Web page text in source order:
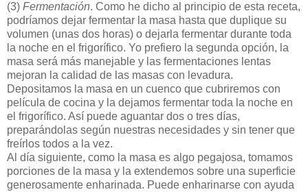
(3) Fermentación. Como he dicho al principio de esta receta,
podríamos dejar fermentar la masa hasta que duplique su
volumen (unas dos horas) o dejarla fermentar durante toda
la noche en el frigorífico. Yo prefiero la segunda opción, la
masa será más manejable y las fermentaciones lentas
mejoran la calidad de las masas con levadura.
Depositamos la masa en un cuenco que cubriremos con
película de cocina y la dejamos fermentar toda la noche en
el frigorífico. Así puede aguantar dos o tres días,
preparándolas según nuestras necesidades y sin tener que
freírlos todos a la vez.
Al día siguiente, como la masa es algo pegajosa, tomamos
porciones de la masa y la extendemos sobre una superficie
generosamente enharinada. Puede enharinarse con ayuda